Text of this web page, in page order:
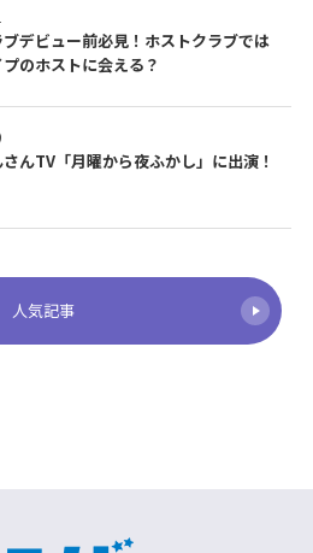
デビュー前必見！ホストクラブでは
のホストに会える？
んTV「月曜から夜ふかし」に出演！
人気記事